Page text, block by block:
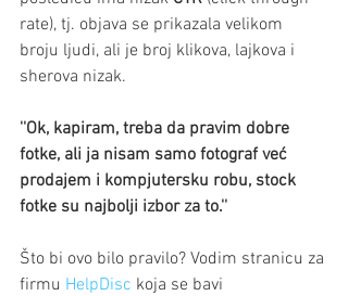
rate), tj. objava se prikazala velikom
broju ljudi, ali je broj klikova, lajkova i
sherova nizak.
''Ok, kapiram, treba da pravim dobre
fotke, ali ja nisam samo fotograf već
prodajem i kompjutersku robu, stock
fotke su najbolji izbor za to.''
Što bi ovo bilo pravilo? Vodim stranicu za
firmu HelpDisc koja se bavi